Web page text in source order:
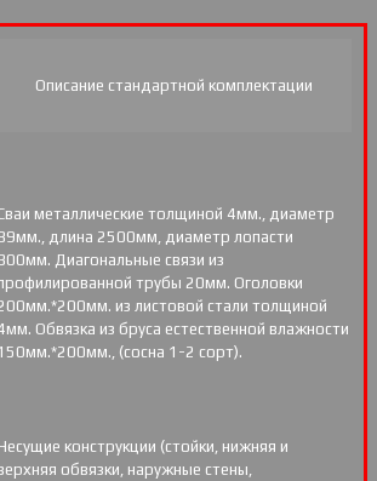
Описание стандартной комплектации
металлические толщиной 4мм., диаметр
длина 2500мм, диаметр лопасти
Диагональные связи из
трубы 20мм. Оголовки
из листовой стали толщиной
Обвязка из бруса естественной влажности
(сосна 1-2 сорт).
конструкции (стойки, нижняя и
обвязки, наружные стены,